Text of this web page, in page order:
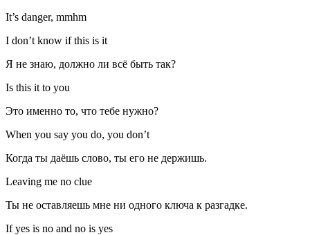
It’s danger, mmhm
I don’t know if this is it
Я не знаю, должно ли всё быть так?
Is this it to you
Это именно то, что тебе нужно?
When you say you do, you don’t
Когда ты даёшь слово, ты его не держишь.
Leaving me no clue
Ты не оставляешь мне ни одного ключа к разгадке.
If yes is no and no is yes